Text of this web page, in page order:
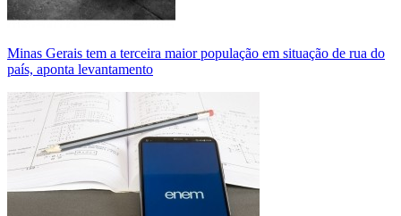
Minas Gerais tem a terceira maior população em situação de rua do
país, aponta levantamento